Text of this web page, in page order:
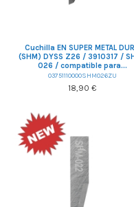
Cuchilla EN SUPER METAL
(SHM) DYSS Z26 / 3910317 /
026 / compatible para...
03751110000SHM026ZU
18,90 €